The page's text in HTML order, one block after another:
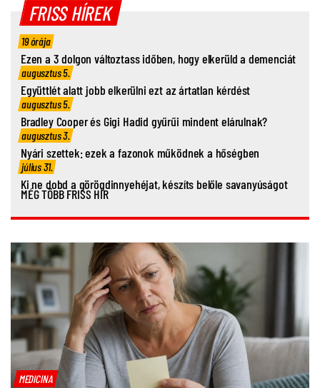
FRISS HÍREK
19 órája
Ezen a 3 dolgon változtass időben, hogy elkerüld a demenciát
augusztus 5.
Együttlét alatt jobb elkerülni ezt az ártatlan kérdést
augusztus 5.
Bradley Cooper és Gigi Hadid gyűrűi mindent elárulnak?
augusztus 3.
Nyári szettek: ezek a fazonok működnek a hőségben
július 31.
Ki ne dobd a görögdinnyehéjat, készíts belőle savanyúságot
MÉG TÖBB FRISS HÍR
MEDICINA